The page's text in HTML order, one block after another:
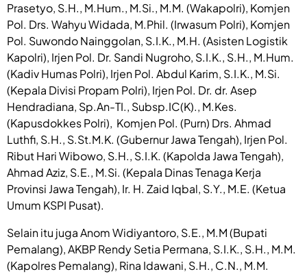
Prasetyo, S.H., M.Hum., M.Si., M.M. (Wakapolri), Komjen
Pol. Drs. Wahyu Widada, M.Phil. (Irwasum Polri), Komjen
Pol. Suwondo Nainggolan, S.I.K., M.H. (Asisten Logistik
Kapolri), Irjen Pol. Dr. Sandi Nugroho, S.I.K., S.H., M.Hum.
(Kadiv Humas Polri), Irjen Pol. Abdul Karim, S.I.K., M.Si.
(Kepala Divisi Propam Polri), Irjen Pol. Dr. dr. Asep
Hendradiana, Sp.An-TI., Subsp.IC(K)., M.Kes.
(Kapusdokkes Polri), Komjen Pol. (Purn) Drs. Ahmad
Luthfi, S.H., S.St.M.K. (Gubernur Jawa Tengah), Irjen Pol.
Ribut Hari Wibowo, S.H., S.I.K. (Kapolda Jawa Tengah),
Ahmad Aziz, S.E., M.Si. (Kepala Dinas Tenaga Kerja
Provinsi Jawa Tengah), Ir. H. Zaid Iqbal, S.Y., M.E. (Ketua
Umum KSPI Pusat).
‎Selain itu juga Anom Widiyantoro, S.E., M.M (Bupati
Pemalang), AKBP Rendy Setia Permana, S.I.K., S.H., M.M.
(Kapolres Pemalang), Rina Idawani, S.H., C.N., M.M.